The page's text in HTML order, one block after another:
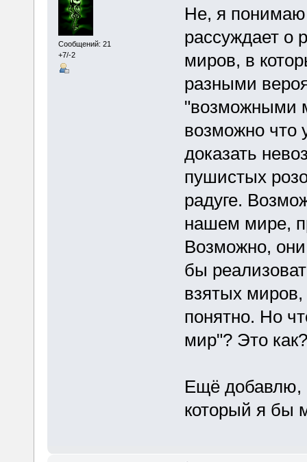
Сообщений: 21
+7/-2
Не, я
рассуждает о
миров, в
разными
"возможными
возможно что
доказать
пушистых
радуге.
нашем мире,
Возможно,
бы
взятых
понятно. Но
мир"? Это как?
Ещё добавлю,
который я бы